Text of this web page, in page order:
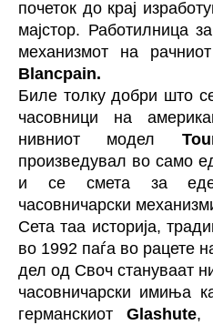
почеток до крај
мајстор. Работилница
механизмот на
Blancpain.
Биле толку добри што
часовници на
нивниот модел
произведувал во само
и се смета за
часовничарски
Сета таа историја,
во 1992 паѓа во рацете
дел од Своч стануваат
часовничарски имиња
германскиот Glashute,